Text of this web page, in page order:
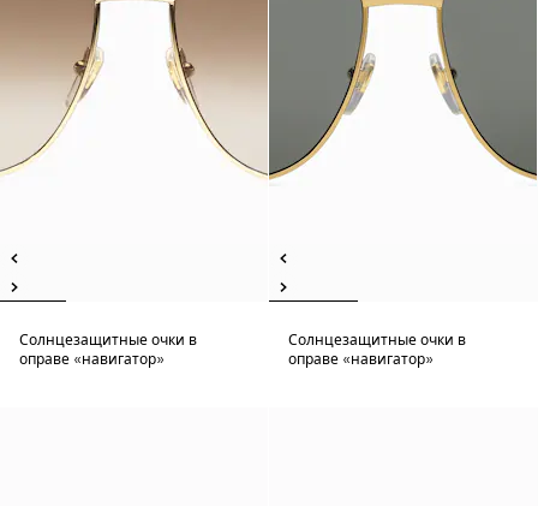
Солнцезащитные очки в
оправе «навигатор»
Солнцезащитные очки в
оправе «навигатор»